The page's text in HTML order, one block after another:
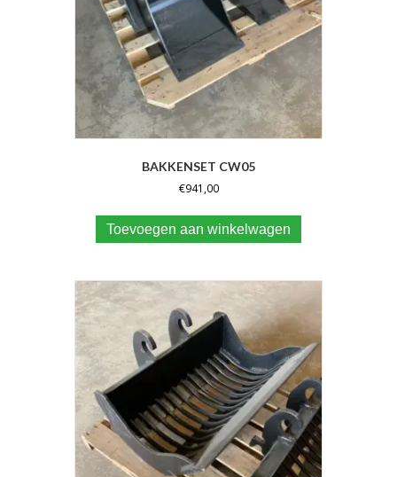
BAKKENSET CW05
€941,00
Toevoegen aan winkelwagen